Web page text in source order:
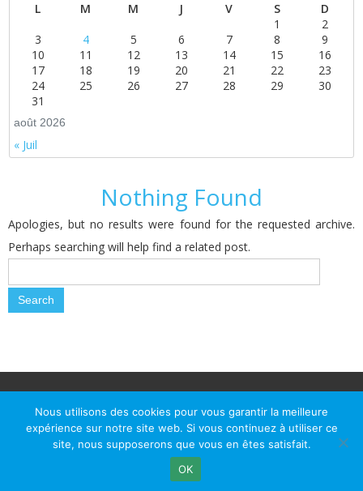
août 2026
L M M J V S
D
1
2
3
4 5 6 7 8
9
10
11 12 13 14 15
16
17
18 19 20 21 22
23
24
25 26 27 28 29
30
31
« Juil
Nothing Found
Apologies, but no results were found for the requested archive.
Perhaps searching will help find a related post.
Mairie du Passage d'Agen, BP 7, place du Général de Gaulle, 47520
Le Passage d'Agen - Téléphone: +33 5 53 77 18 77
Nous utilisons des cookies pour vous garantir la meilleure
expérience sur notre site web. Si vous continuez à utiliser ce
site, nous supposerons que vous en êtes satisfait.
OK